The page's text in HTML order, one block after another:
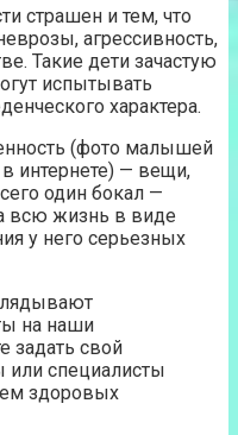
страшен и тем, что
агрессивность,
Такие дети зачастую
испытывать
характера.
(фото малышей
интернете) — вещи,
один бокал —
всю жизнь в виде
у него серьезных
на наши
задать свой
или специалисты
здоровых